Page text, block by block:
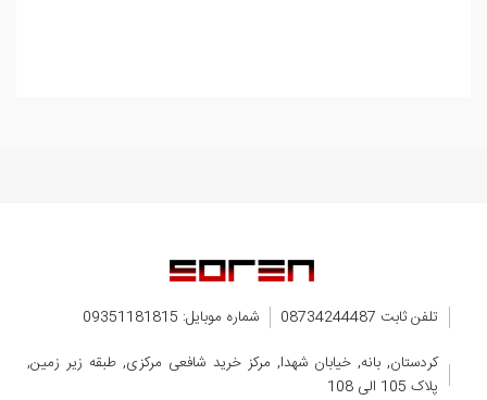
تلفن ثابت 08734244487
شماره موبایل: 09351181815
کردستان, بانه, خیابان شهدا, مرکز خرید شافعی مرکزی, طبقه زیر زمین,
پلاک 105 الی 108